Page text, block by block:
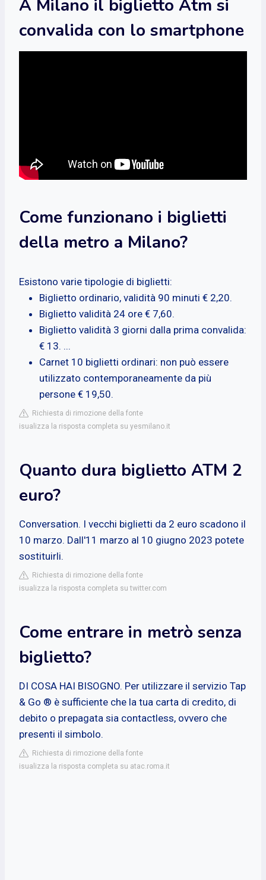
A Milano il biglietto Atm si
convalida con lo smartphone
Come funzionano i biglietti
della metro a Milano?
Esistono varie tipologie di biglietti:
Biglietto ordinario, validità 90 minuti € 2,20.
Biglietto validità 24 ore € 7,60.
Biglietto validità 3 giorni dalla prima convalida:
€ 13. ...
Carnet 10 biglietti ordinari: non può essere
utilizzato contemporaneamente da più
persone € 19,50.
Richiesta di rimozione della fonte
isualizza la risposta completa su yesmilano.it
Quanto dura biglietto ATM 2
euro?
Conversation. I vecchi biglietti da 2 euro scadono il
10 marzo. Dall'11 marzo al 10 giugno 2023 potete
sostituirli.
Richiesta di rimozione della fonte
isualizza la risposta completa su twitter.com
Come entrare in metrò senza
biglietto?
DI COSA HAI BISOGNO. Per utilizzare il servizio Tap
& Go ® è sufficiente che la tua carta di credito, di
debito o prepagata sia contactless, ovvero che
presenti il simbolo.
Richiesta di rimozione della fonte
isualizza la risposta completa su atac.roma.it